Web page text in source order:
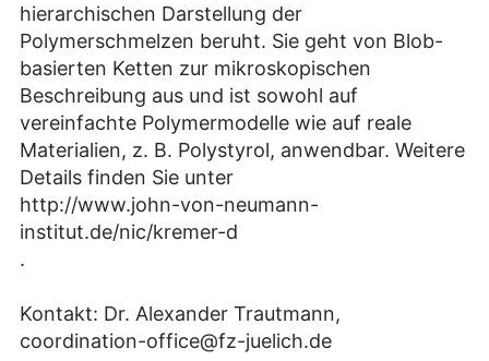
hierarchischen Darstellung der
Polymerschmelzen beruht. Sie geht von Blob-
basierten Ketten zur mikroskopischen
Beschreibung aus und ist sowohl auf
vereinfachte Polymermodelle wie auf reale
Materialien, z. B. Polystyrol, anwendbar. Weitere
Details finden Sie unter
http://www.john-von-neumann-
institut.de/nic/kremer-d
.
Kontakt: Dr. Alexander Trautmann,
coordination-office@fz-juelich.de